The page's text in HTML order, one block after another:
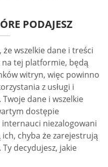
PODAJESZ
że wszelkie dane i treści
tej platformie, będą
witryn, więc powinno
z usługi i
dane i wszelkie
dostępie
niezalogowani
chyba że zarejestrują
decydujesz, jakie